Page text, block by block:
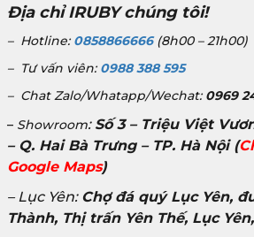
Địa chỉ IRUBY chúng tôi!
– Hotline: 0858866666(8h00 – 21h00)
– Tư vấn viên: 0988 388 595
– Chat Zalo/Whatapp/Wechat: 0969
– Showroom: Số 3 – Triệu Việt
– Q. Hai Bà Trưng – TP. Hà Nội(
Google Maps)
– Lục Yên: Chợ đá quý Lục Yên,
Thành, Thị trấn Yên Thế, Lục